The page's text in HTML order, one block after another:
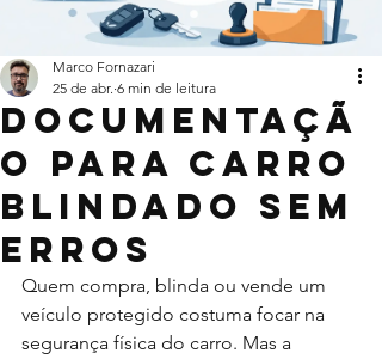
Documentaçã
o para carro
blindado sem
erros
Marco Fornazari
25 de abr. 6 min de leitura
Quem compra, blinda ou vende um
veículo protegido costuma focar na
segurança física do carro. Mas a